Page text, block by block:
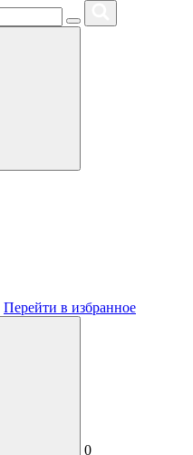
Перейти в избранное
0